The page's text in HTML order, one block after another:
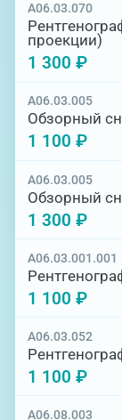
А06.03.070
проекции)
1 300 ₽
A06.03.005
Обзорный
1 100 ₽
A06.03.005
Обзорный
1 300 ₽
A06.03.001.001
1 100 ₽
A06.03.052
1 100 ₽
A06.08.003